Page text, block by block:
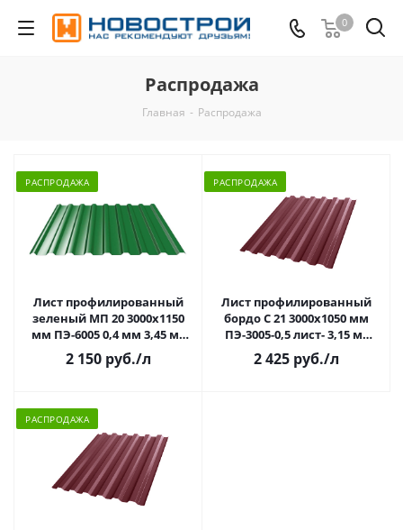
0
Распродажа
Главная - Распродажа
РАСПРОДАЖА
Лист профилированный
зеленый МП 20 3000х1150
мм ПЭ-6005 0,4 мм 3,45 м2
РАСПРОДАЖА
2 150 руб./л
РАСПРОДАЖА
Лист профилированный
бордо С 21 3000х1050 мм
ПЭ-3005-0,5 лист- 3,15 м2
РАСПРОДАЖА
2 425 руб./л
РАСПРОДАЖА